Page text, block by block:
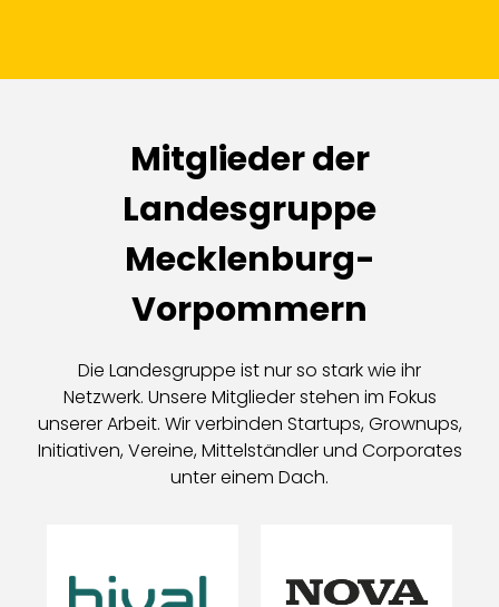
Mitglieder der
Landesgruppe
Mecklenburg-
Vorpommern
Die Landesgruppe ist nur so stark wie ihr
Netzwerk. Unsere Mitglieder stehen im Fokus
unserer Arbeit. Wir verbinden Startups, Grownups,
Initiativen, Vereine, Mittelständler und Corporates
unter einem Dach.